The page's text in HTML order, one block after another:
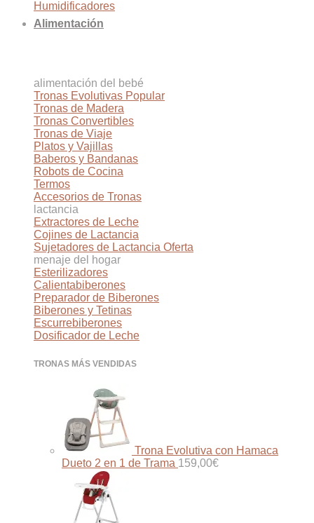
Humidificadores
Alimentación
alimentación del bebé
Tronas Evolutivas
Tronas de Madera
Tronas Convertibles
Tronas de Viaje
Platos y Vajillas
Baberos y Bandanas
Robots de Cocina
Termos
Accesorios de Tronas
lactancia
Extractores de Leche
Cojines de Lactancia
Sujetadores de Lactancia
menaje del hogar
Esterilizadores
Calientabiberones
Preparador de Biberones
Biberones y Tetinas
Escurrebiberones
Dosificador de Leche
TRONAS MÁS VENDIDAS
Trona Evolutiva con Hamaca
Dueto 2 en 1 de Trama 159,00€